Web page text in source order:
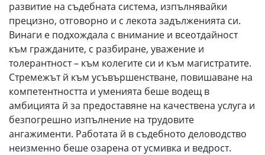
развитие на съдебната система, изпълнявайки
прецизно, отговорно и с лекота задълженията си.
Винаги е подхождала с внимание и всеотдайност
към гражданите, с разбиране, уважение и
толерантност – към колегите си и към магистратите.
Стремежът й към усъвършенстване, повишаване на
компетентността и уменията беше водещ в
амбицията й за предоставяне на качествена услуга и
безпогрешно изпълнение на трудовите
ангажименти. Работата й в съдебното деловодство
неизменно беше озарена от усмивка и ведрост.